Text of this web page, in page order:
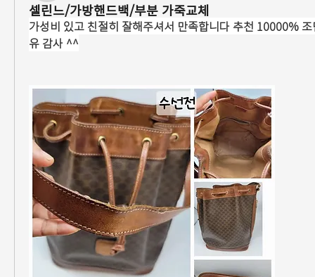
셀린느/가방핸드백/부분 가죽교체
가성비 있고 친절히 잘해주셔서 만족합니다 추천 10000%
유 감사 ^^